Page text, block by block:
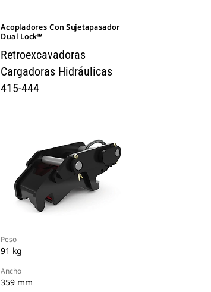
Acopladores Con Sujetapasador
Dual Lock™
Retroexcavadoras
Cargadoras Hidráulicas
415-444
Peso
91 kg
Ancho
359 mm